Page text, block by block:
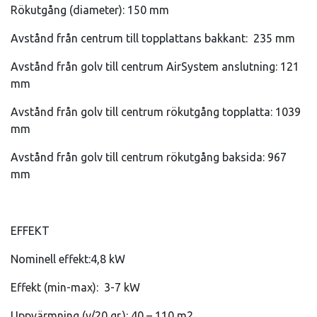
Rökutgång (diameter): 150 mm
Avstånd från centrum till topplattans bakkant: 235 mm
Avstånd från golv till centrum AirSystem anslutning: 121
mm
Avstånd från golv till centrum rökutgång topplatta: 1039
mm
Avstånd från golv till centrum rökutgång baksida: 967
mm
EFFEKT
Nominell effekt:4,8 kW
Effekt (min-max): 3-7 kW